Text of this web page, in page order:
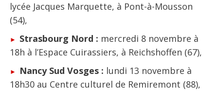
lycée Jacques Marquette, à Pont-à-Mousson
(54),
Strasbourg Nord : mercredi 8 novembre à
18h à l’Espace Cuirassiers, à Reichshoffen (67),
Nancy Sud Vosges : lundi 13 novembre à
18h30 au Centre culturel de Remiremont (88),